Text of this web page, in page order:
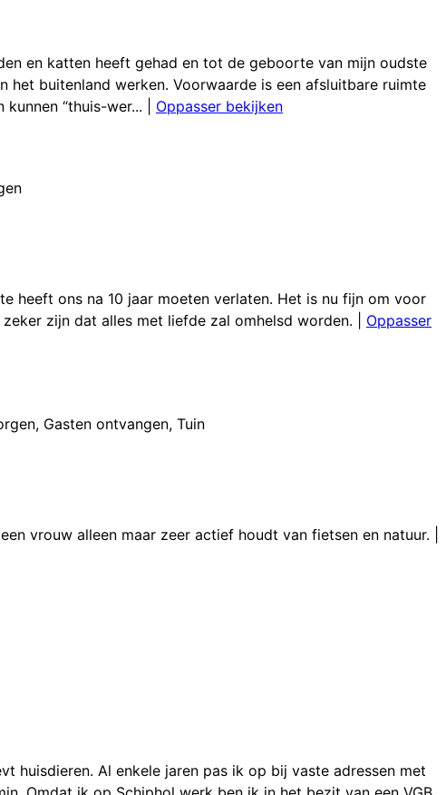
en katten heeft gehad en tot de geboorte van mijn oudste
buitenland werken. Voorwaarde is een afsluitbare ruimte
“thuis-wer...
Oppasser bekijken
heeft ons na 10 jaar moeten verlaten. Het is nu fijn om voor
zijn dat alles met liefde zal omhelsd worden.
Oppasser
, Gasten ontvangen, Tuin
vrouw alleen maar zeer actief houdt van fietsen en natuur.
huisdieren. Al enkele jaren pas ik op bij vaste adressen met